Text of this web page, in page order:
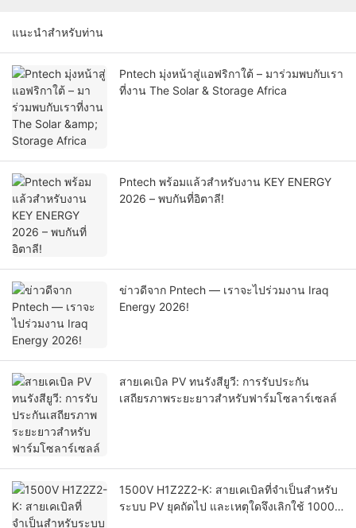
แนะนำสำหรับท่าน
Pntech มุ่งหน้าสู่แอฟริกาใต้ – มาร่วมพบกับเรา
ที่งาน The Solar & Storage Africa
Pntech พร้อมแล้วสำหรับงาน KEY ENERGY
2026 – พบกันที่อิตาลี!
ข่าวดีจาก Pntech — เราจะไปร่วมงาน Iraq
Energy 2026!
สายเคเบิล PV ทนรังสียูวี: การรับประกัน
เสถียรภาพระยะยาวสำหรับฟาร์มโซลาร์เซลล์
1500V H1Z2Z2-K: สายเคเบิลที่จำเป็นสำหรับ
ระบบ PV ยุคถัดไป และเหตุใดจึงเลิกใช้ 1000V